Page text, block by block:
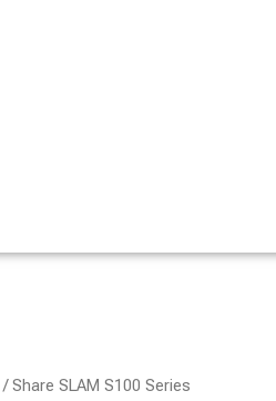
/ Share SLAM S100 Series